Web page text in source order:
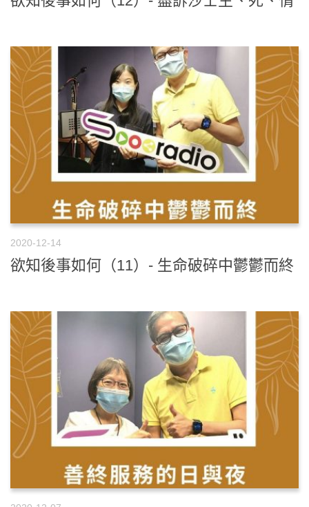
2020-12-14
欲知後事如何（11）- 生命破碎中鬱鬱而終